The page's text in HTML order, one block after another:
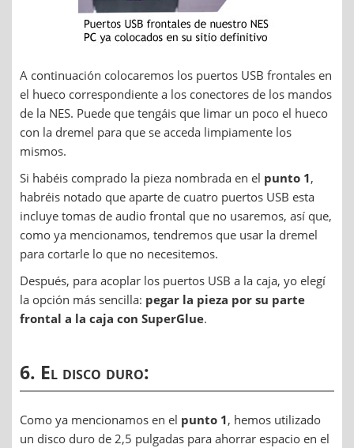
A continuación colocaremos los puertos USB frontales en
el hueco correspondiente a los conectores de los mandos
de la NES. Puede que tengáis que limar un poco el hueco
con la dremel para que se acceda limpiamente los
mismos.
Si habéis comprado la pieza nombrada en el punto 1,
habréis notado que aparte de cuatro puertos USB esta
incluye tomas de audio frontal que no usaremos, así que,
como ya mencionamos, tendremos que usar la dremel
para cortarle lo que no necesitemos.
Después, para acoplar los puertos USB a la caja, yo elegí
la opción más sencilla: pegar la pieza por su parte
frontal a la caja con SuperGlue.
6. El disco duro:
Como ya mencionamos en el punto 1, hemos utilizado
un disco duro de 2,5 pulgadas para ahorrar espacio en el